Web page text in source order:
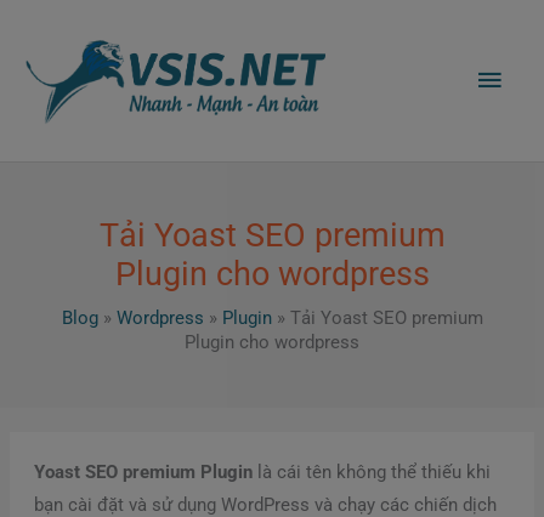
Tải Yoast SEO premium
Plugin cho wordpress
Blog» Wordpress » Plugin» Tải Yoast SEO premium
Plugin cho wordpress
Yoast SEO premium Pluginlà cái tên không thể thiếu khi
bạn cài đặt và sử dụng WordPress và chạy các chiến dịch